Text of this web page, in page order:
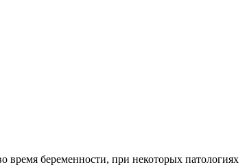
время беременности, при некоторых патологиях